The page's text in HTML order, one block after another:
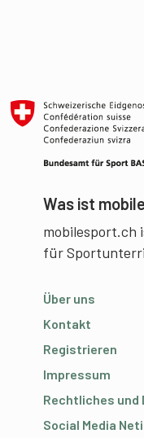
Was ist
mobilesport.ch
für
Über uns
Kontakt
Registrieren
Impressum
Rechtliches und
Social Media